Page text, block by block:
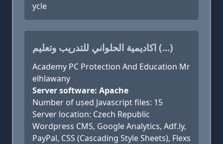
ycle
اكاديمية الحلواني للتدريب وتعليم (...)
Academy PC Protection And Education Mr
elhlawany
Server software: Apache
Number of used Javascript files: 15
Server location: Czech Republic
Wordpress CMS, Google Analytics, Adf.ly,
PayPal, CSS (Cascading Style Sheets), Flexs